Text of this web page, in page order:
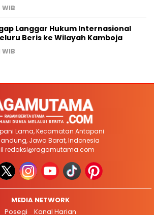
WIB
Langgar Hukum Internasional
Beris ke Wilayah Kamboja
WIB
Lama, Kecamatan Antapani
Jawa Barat, Indonesia
redaksi@ragamutama.com
MEDIA NETWORK
Posegi
Kanal Harian